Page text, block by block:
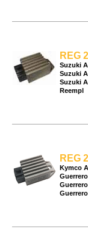
REG
Suzuki
Suzuki
Suzuki
Reempl
REG
Kymco
Guerrero